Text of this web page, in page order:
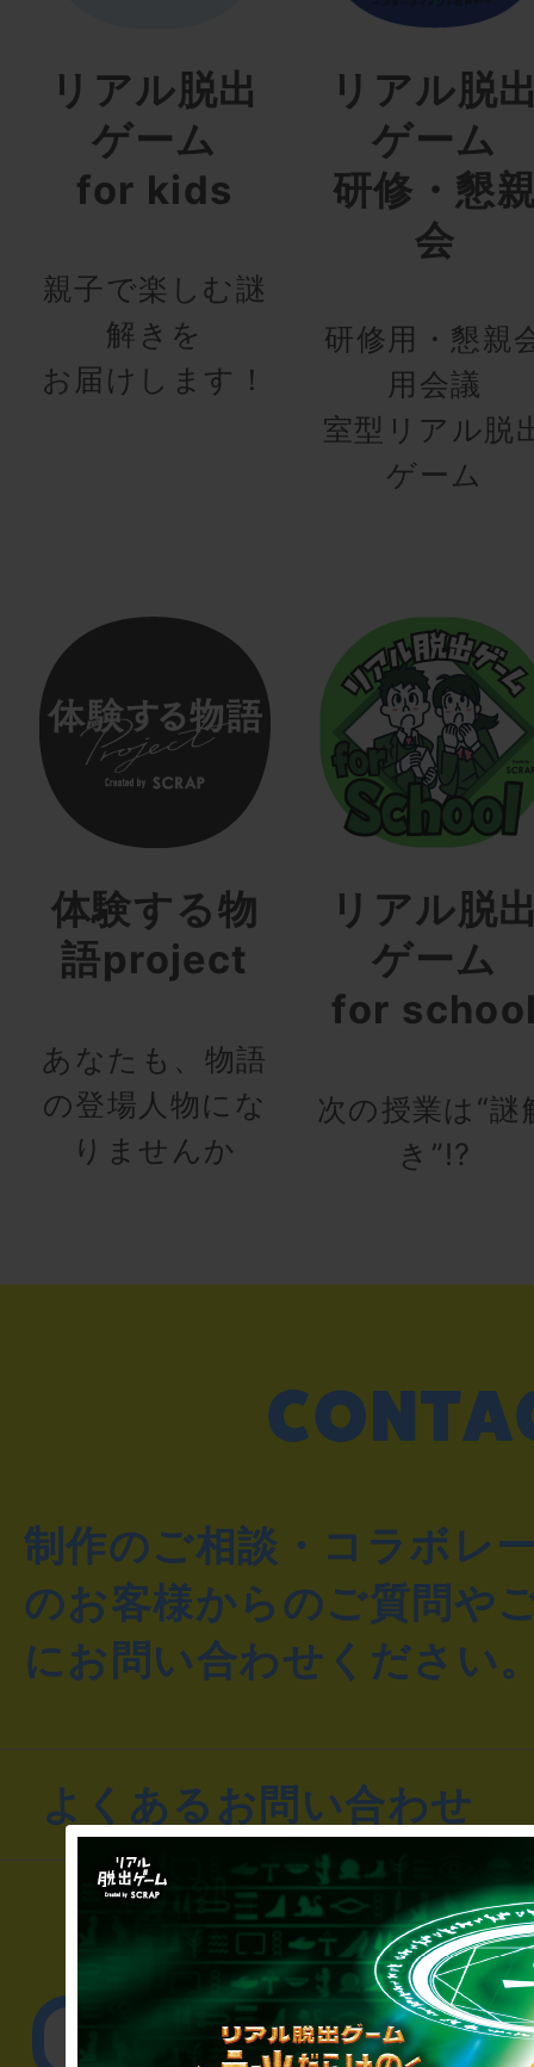
リアル脱出
ゲーム
for kids
親子で楽しむ謎
解きを
お届けします！
リアル脱
ゲーム
研修・懇
会
研修用・懇親
用会議
室型リアル脱
ゲーム
体験する物
語project
あなたも、物語
の登場人物にな
りませんか
リアル脱
ゲーム
for
次の授業は“謎
き”!?
制作のご相談・コラボレ
のお客様からのご質問や
にお問い合わせください
よくあるお問い合わせ
▼一般のお客様
公演内容、チケット